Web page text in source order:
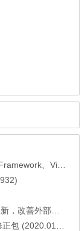
、Flash Player、JRE
、印表機呼叫(RPC)漏洞
(2020.01月份)